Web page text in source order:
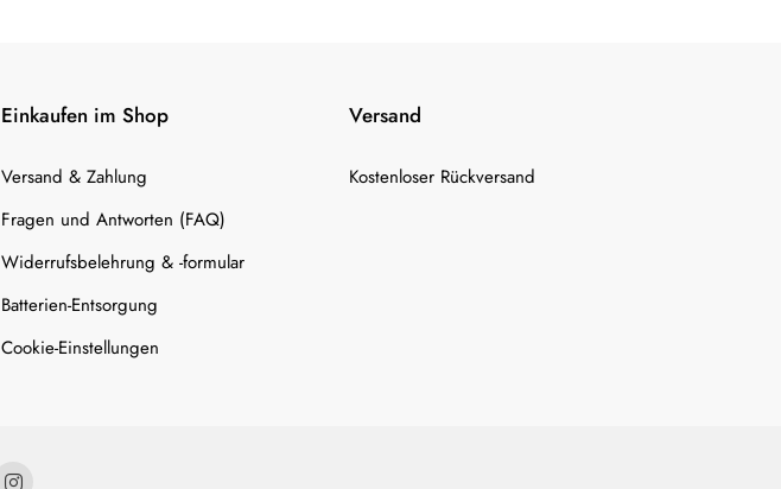
Einkaufen im Shop
Versand & Zahlung
Fragen und Antworten (FAQ)
Widerrufsbelehrung & -formular
Batterien-Entsorgung
Cookie-Einstellungen
Versand
Kostenloser Rückversand